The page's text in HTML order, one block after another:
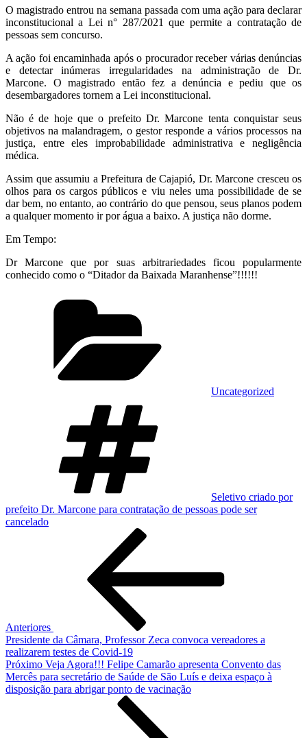
O magistrado entrou na semana passada com uma ação para declarar
inconstitucional a Lei n° 287/2021 que permite a contratação de
pessoas sem concurso.
A ação foi encaminhada após o procurador receber várias denúncias
e detectar inúmeras irregularidades na administração de Dr.
Marcone. O magistrado então fez a denúncia e pediu que os
desembargadores tornem a Lei inconstitucional.
Não é de hoje que o prefeito Dr. Marcone tenta conquistar seus
objetivos na malandragem, o gestor responde a vários processos na
justiça, entre eles improbabilidade administrativa e negligência
médica.
Assim que assumiu a Prefeitura de Cajapió, Dr. Marcone cresceu os
olhos para os cargos públicos e viu neles uma possibilidade de se
dar bem, no entanto, ao contrário do que pensou, seus planos podem
a qualquer momento ir por água a baixo. A justiça não dorme.
Em Tempo:
Dr Marcone que por suas arbitrariedades ficou popularmente
conhecido como o “Ditador da Baixada Maranhense”!!!!!!
Uncategorized
Seletivo criado por
prefeito Dr. Marcone para contratação de pessoas pode ser
cancelado
Anteriores
Presidente da Câmara, Professor Zeca convoca vereadores a
realizarem testes de Covid-19
Próximo
post
Próximo Veja Agora!!! Felipe Camarão apresenta Convento das
Mercês para secretário de Saúde de São Luís e deixa espaço à
disposição para abrigar ponto de vacinação